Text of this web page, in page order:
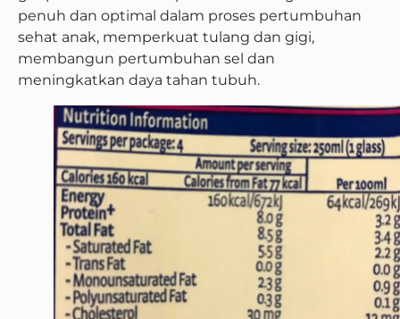
penuh dan optimal dalam proses pertumbuhan
sehat anak, memperkuat tulang dan gigi,
membangun pertumbuhan sel dan
meningkatkan daya tahan tubuh.